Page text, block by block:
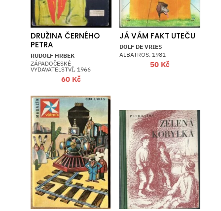
DRUŽINA ČERNÉHO
PETRA
RUDOLF HRBEK
ZÁPADOČESKÉ
VYDAVATELSTVÍ, 1966
60 Kč
JÁ VÁM FAKT UTEČU
DOLF DE VRIES
ALBATROS, 1981
50 Kč